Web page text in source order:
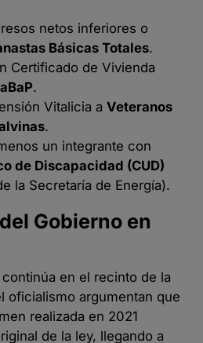
netos inferiores o
Básicas Totales.
Certificado de Vivienda
.
Vitalicia a Veteranos
.
un integrante con
de Discapacidad (CUD)
la Secretaría de Energía).
Gobierno en
en el recinto de la
oficialismo argumentan que
realizada en 2021
de la ley, llegando a